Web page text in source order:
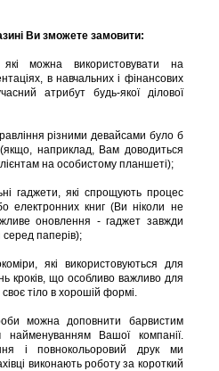
Ви зможете замовити:
які можна використовувати на
в навчальних і фінансових
атрибут будь-якої ділової
різними девайсами було б
наприклад, Вам доводиться
на особистому планшеті);
гаджети, які спрощують процес
електронних книг (Ви ніколи не
оновлення - гаджет завжди
серед паперів);
які використовуються для
кроків, що особливо важливо для
тіло в хорошій формі.
можна доповнити барвистим
Вашої компанії.
і повнокольоровий друк ми
виконають роботу за короткий